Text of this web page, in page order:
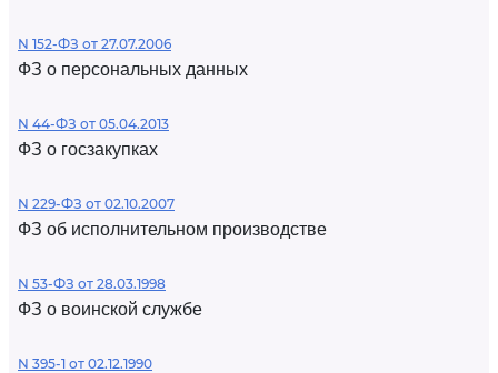
N 152-ФЗ от 27.07.2006
ФЗ о персональных данных
N 44-ФЗ от 05.04.2013
ФЗ о госзакупках
N 229-ФЗ от 02.10.2007
ФЗ об исполнительном производстве
N 53-ФЗ от 28.03.1998
ФЗ о воинской службе
N 395-1 от 02.12.1990